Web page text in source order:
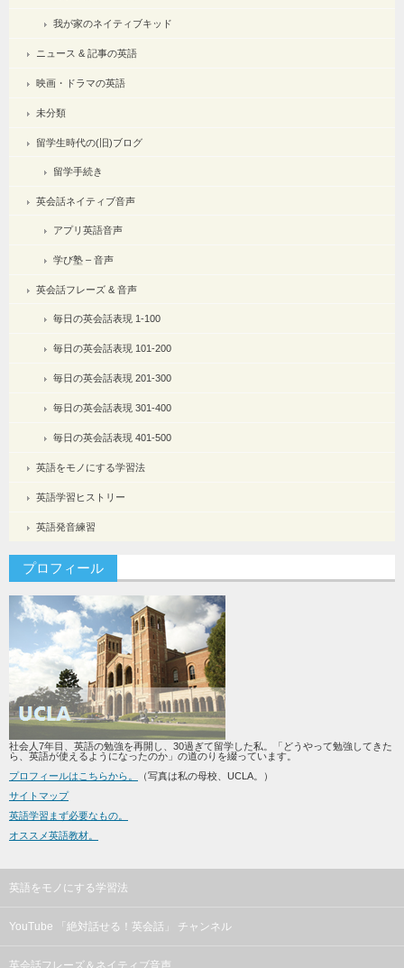
我が家のネイティブキッド
ニュース & 記事の英語
映画・ドラマの英語
未分類
留学生時代の(旧)ブログ
留学手続き
英会話ネイティブ音声
アプリ英語音声
学び塾 – 音声
英会話フレーズ & 音声
毎日の英会話表現 1-100
毎日の英会話表現 101-200
毎日の英会話表現 201-300
毎日の英会話表現 301-400
毎日の英会話表現 401-500
英語をモノにする学習法
英語学習ヒストリー
英語発音練習
プロフィール
社会人7年目、英語の勉強を再開し、30過ぎて留学した私。「どうやって勉強してきた
ら、英語が使えるようになったのか」の道のりを綴っています。
プロフィールはこちらから。
（写真は私の母校、UCLA。）
サイトマップ
英語学習まず必要なもの。
オススメ英語教材。
英語をモノにする学習法
YouTube 「絶対話せる！英会話」 チャンネル
英会話フレーズ＆ネイティブ音声